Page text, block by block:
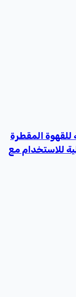
المقطرة
مثالية للاستخدام مع